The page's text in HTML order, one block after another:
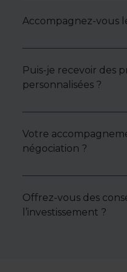
Accompagnez-vous
Puis-je recevoir des
personnalisées ?
Votre
négociation ?
Offrez-vous des
l’investissement ?